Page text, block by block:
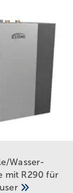
Wasser-
mit R290 für